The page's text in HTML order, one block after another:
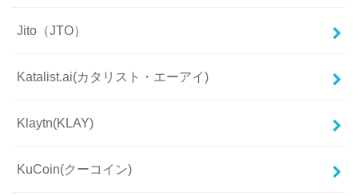
Jito（JTO）
Katalist.ai(カタリスト・エーアイ)
Klaytn(KLAY)
KuCoin(クーコイン)